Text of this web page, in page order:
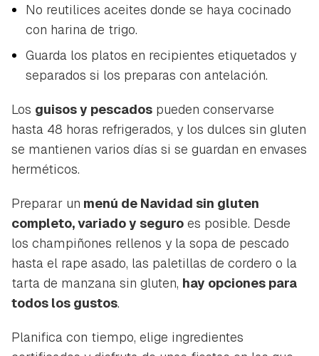
No reutilices aceites donde se haya cocinado
con harina de trigo.
Guarda los platos en recipientes etiquetados y
separados si los preparas con antelación.
Los guisos y pescados pueden conservarse
hasta 48 horas refrigerados, y los dulces sin gluten
se mantienen varios días si se guardan en envases
herméticos.
Preparar un menú de Navidad sin gluten
completo, variado y seguro es posible. Desde
los champiñones rellenos y la sopa de pescado
hasta el rape asado, las paletillas de cordero o la
tarta de manzana sin gluten, hay opciones para
todos los gustos.
Planifica con tiempo, elige ingredientes